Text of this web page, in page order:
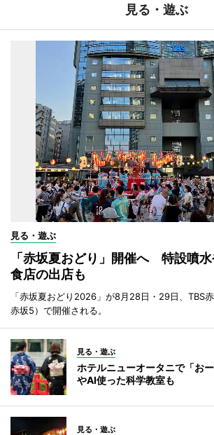
見る・遊ぶ
見る・遊ぶ
「赤坂夏おどり」開催へ 特設噴
食店の出店も
「赤坂夏おどり2026」が8月28日・29日、TBS
赤坂5）で開催される。
見る・遊ぶ
ホテルニューオータニで「お
やAI使った科学教室も
見る・遊ぶ